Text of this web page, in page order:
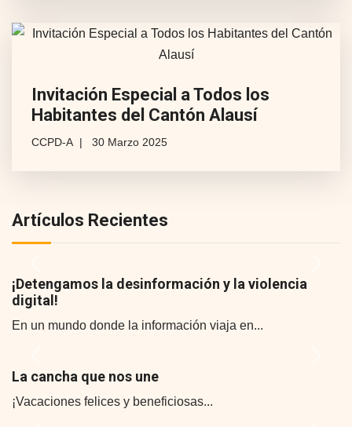
Artículos Recientes
¡Detengamos la desinformación y la violencia
digital!
En un mundo donde la información viaja en...
La cancha que nos une
¡Vacaciones felices y beneficiosas...
Invitación Especial a Todos los
Habitantes del Cantón Alausí
CCPD-A 30 Marzo 2025